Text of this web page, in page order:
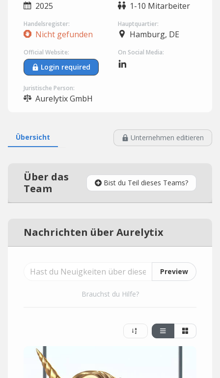
2025 1-10 Mitarbeiter
Handelsregister:
Nicht gefunden
Hauptquartier:
Hamburg, DE
Official Website:
Login required
On Social Media:
Juristische Person:
Aurelytix GmbH
Übersicht Unternehmen editieren
Über das
Team
Bist du Teil dieses Teams?
Nachrichten über Aurelytix
Preview
Brauchst du Hilfe?